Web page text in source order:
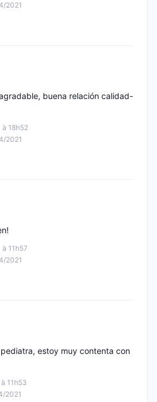
2021
18h52
2021
buena relación calidad-
11h57
2021
11h53
2021
estoy muy contenta con